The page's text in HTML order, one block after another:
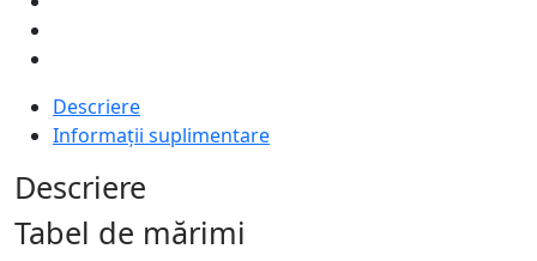
Descriere
Informații suplimentare
Descriere
Tabel de mărimi